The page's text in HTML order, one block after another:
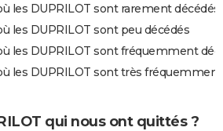
les DUPRILOT sont rarement décédés
les DUPRILOT sont peu décédés
les DUPRILOT sont fréquemment
les DUPRILOT sont très
qui nous ont quittés ?